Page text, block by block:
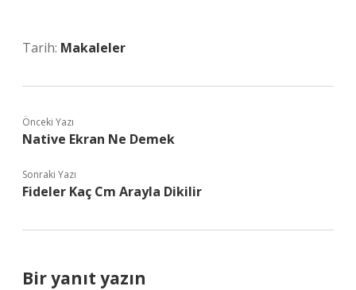
Tarih: Makaleler
Önceki Yazı
Native Ekran Ne Demek
Sonraki Yazı
Fideler Kaç Cm Arayla Dikilir
Bir yanıt yazın